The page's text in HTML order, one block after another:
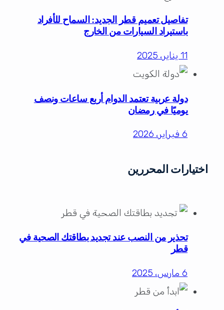
تفاصيل تعميم قطر الجديد: السماح للأفراد
باستيراد السيارات من الخارج
11 يناير، 2025
دولة عربية تعتمد الدوام أربع ساعات ونصف
يوميًا في رمضان
6 فبراير، 2026
اختيارات المحررين
تحذير من النصب عند تجديد بطاقتك الصحية في
قطر
6 مارس، 2025